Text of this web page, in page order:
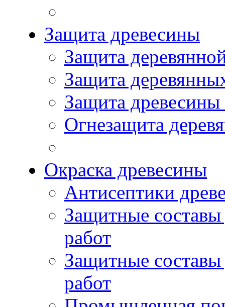
Защита древесины
Защита
Защита
Защита
Огнезащита
Окраска древесины
Антисептики
Защитные
работ
Защитные
работ